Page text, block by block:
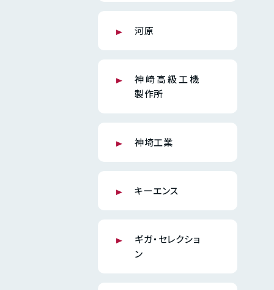
河原
神崎高級工機
製作所
神埼工業
キーエンス
ギガ・セレクショ
ン